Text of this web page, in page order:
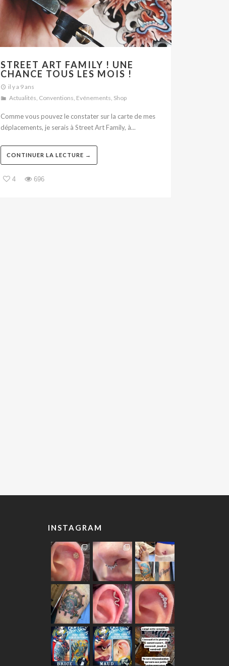
STREET ART FAMILY ! UNE
CHANCE TOUS LES MOIS !
il y a 9 ans
Actualités, Conventions, Evénements, Shop
Comme vous pouvez le constater sur la carte de mes
déplacements, je serais à Street Art Family, à...
CONTINUER LA LECTURE →
4 696
INSTAGRAM